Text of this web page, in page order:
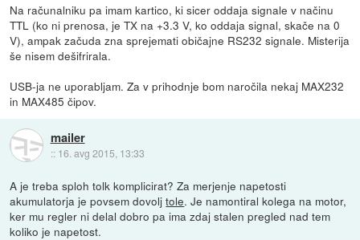
Na računalniku pa imam kartico, ki sicer oddaja signale v načinu
TTL (ko ni prenosa, je TX na +3.3 V, ko oddaja signal, skače na 0
V), ampak začuda zna sprejemati običajne RS232 signale. Misterija
še nisem dešifrirala.
USB-ja ne uporabljam. Za v prihodnje bom naročila nekaj MAX232
in MAX485 čipov.
mailer
:: 16. avg 2015, 13:33
A je treba sploh tolk komplicirat? Za merjenje napetosti
akumulatorja je povsem dovoljtole. Je namontiral kolega na motor,
ker mu regler ni delal dobro pa ima zdaj stalen pregled nad tem
koliko je napetost.